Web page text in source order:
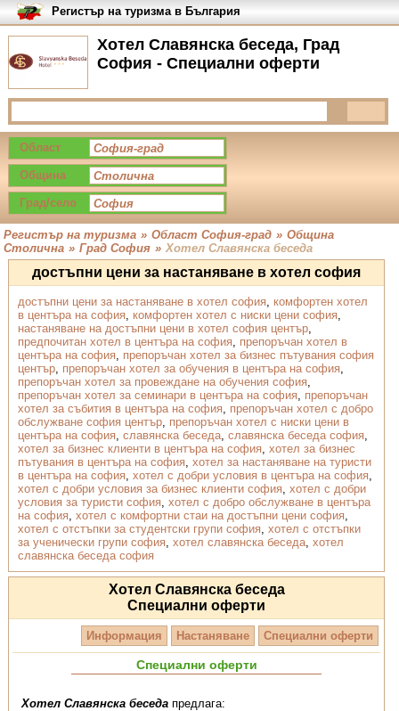
Хотел Славянска беседа, Град
София - Специални оферти
Регистър на туризма в България
Област
Община
Град/село
Регистър на туризма » Област София-град » Община
Столична » Град София » Хотел Славянска беседа
достъпни цени за настаняване в хотел софия
достъпни цени за настаняване в хотел софия, комфортен хотел
в центъра на софия, комфортен хотел с ниски цени софия,
настаняване на достъпни цени в хотел софия център,
предпочитан хотел в центъра на софия, препоръчан хотел в
центъра на софия, препоръчан хотел за бизнес пътувания софия
център, препоръчан хотел за обучения в центъра на софия,
препоръчан хотел за провеждане на обучения софия,
препоръчан хотел за семинари в центъра на софия, препоръчан
хотел за събития в центъра на софия, препоръчан хотел с добро
обслужване софия център, препоръчан хотел с ниски цени в
центъра на софия, славянска беседа, славянска беседа софия,
хотел за бизнес клиенти в центъра на софия, хотел за бизнес
пътувания в центъра на софия, хотел за настаняване на туристи
в центъра на софия, хотел с добри условия в центъра на софия,
хотел с добри условия за бизнес клиенти софия, хотел с добри
условия за туристи софия, хотел с добро обслужване в центъра
на софия, хотел с комфортни стаи на достъпни цени софия,
хотел с отстъпки за студентски групи софия, хотел с отстъпки
за ученически групи софия, хотел славянска беседа, хотел
славянска беседа софия
Хотел Славянска беседа
Специални оферти
Информация Настаняване Специални оферти
Специални оферти
Хотел Славянска беседа предлага: